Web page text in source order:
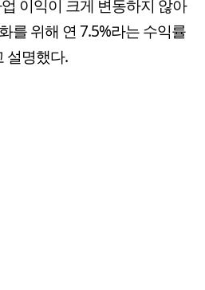
이익이 크게 변동하지 않아
를 위해 연 7.5%라는 수익률
설명했다.